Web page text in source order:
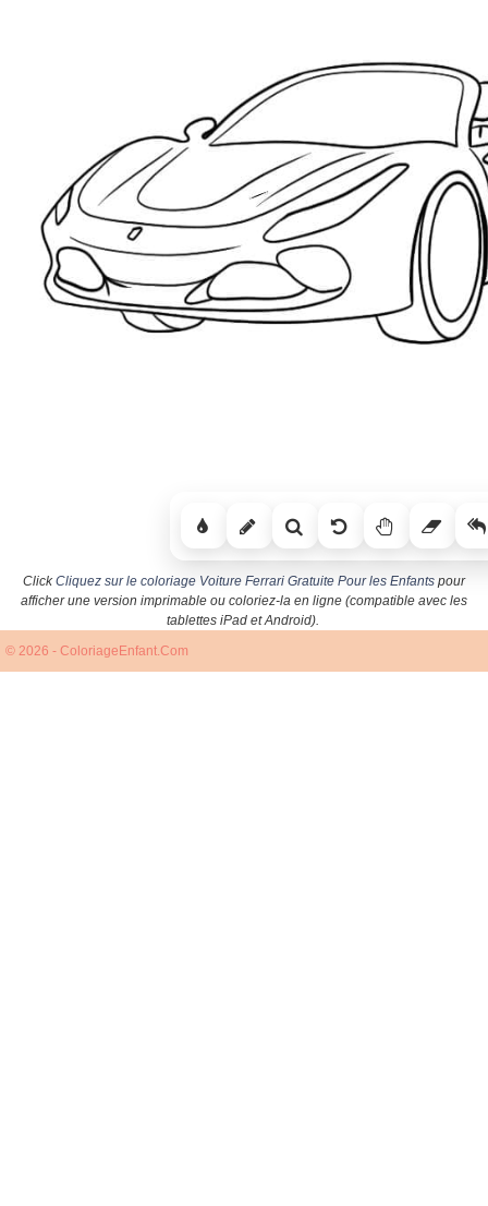
ClickCliquez sur le coloriage Voiture Ferrari Gratuite Pour les Enfants pour
afficher une version imprimable ou coloriez-la en ligne (compatible avec les
tablettes iPad et Android).
© 2026 - ColoriageEnfant.Com